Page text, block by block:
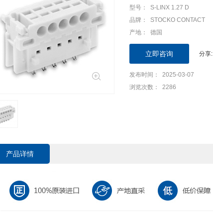
型号： S-LINX 1.27 D
品牌： STOCKO CONTACT
产地： 德国
立即咨询 分享:
发布时间： 2025-03-07
浏览次数： 2286
产品详情